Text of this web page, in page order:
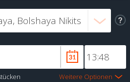
Weitere Optionen